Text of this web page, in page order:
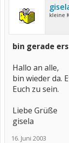
kleine
bin gerade
Hallo an alle,
bin wieder da.
Euch zu sein.
Liebe Grüße
gisela
16. Juni 2003